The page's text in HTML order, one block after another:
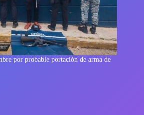
por probable portación de arma de